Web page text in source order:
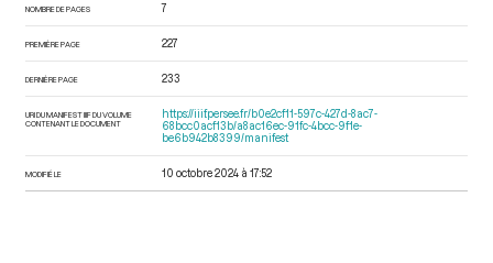
NOMBRE DE PAGES 7
PREMIÈRE PAGE 227
DERNIÈRE PAGE 233
URI DU MANIFEST IIIF DU VOLUME
CONTENANT LE DOCUMENT
https://iiif.persee.fr/b0e2cf11-597c-427d-8ac7-
68bcc0acf13b/a8ac16ec-91fc-4bcc-9f1e-
be6b942b8399/manifest
MODIFIÉ LE 10 octobre 2024 à 17:52